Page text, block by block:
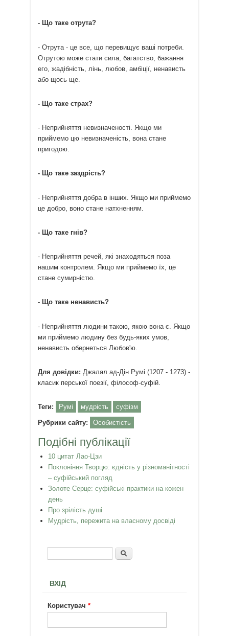
- Що таке отрута?
- Отрута - це все, що перевищує ваші потреби.
Отрутою може стати сила, багатство, бажання
его, жадібність, лінь, любов, амбіції, ненависть
або щось ще.
- Що таке страх?
- Неприйняття невизначеності. Якщо ми
приймемо цю невизначеність, вона стане
пригодою.
- Що таке заздрість?
- Неприйняття добра в інших. Якщо ми приймемо
це добро, воно стане натхненням.
- Що таке гнів?
- Неприйняття речей, які знаходяться поза
нашим контролем. Якщо ми приймемо їх, це
стане сумирністю.
- Що таке ненависть?
- Неприйняття людини такою, якою вона є. Якщо
ми приймемо людину без будь-яких умов,
ненависть обернеться Любов'ю.
Для довідки: Джалал ад-Дін Румі (1207 - 1273) -
класик перської поезії, філософ-суфій.
Теги: Румі мудрість суфізм
Рубрики сайту: Особистість
Подібні публікації
10 цитат Лао-Цзи
Поклоніння Творцю: єдність у різноманітності
– суфійський погляд
Золоте Серце: суфійські практики на кожен
день
Про зрілість душі
Мудрість, пережита на власному досвіді
Пошукова форма
Пошук
ВХІД
Користувач*